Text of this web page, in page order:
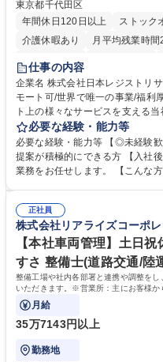
東京都千代田区
年間休日120日以上
ストック
介護休暇あり
月平均残業時間
住宅手当あり
完全週休2日制
交通費支給
仕事の内容
企業名 株式会社日本レジストリサービス 求人名 【総務】未
モート可/世界で唯一の事業/福利厚生◎/再雇用有
ト上の様々なサービスを支える
討、イベント運営などの幅広い
や成長に貢献している部署です。 会社の全メンバーが安心して長く成果を
発揮できる環境を整えるために
新たな施策検討を積極的に行って
幅広い業務の体得が可能で、多様
募集職種 【総務】未経験歓迎◎/
再雇用有
必要な経験・能力等
必要な経験・能力等 【◎未経験
提案が積極的にできる方 【入社
業務をお任せします。 【こんな方が活躍できる職種です】 ・仕組化が好
対処できる・新しいことに興味関
取得や通信教育など費用の80%
賃の50%（月額7万円まで）を補助 学歴・資格 学歴：大学院 大学
力： 資格：
正社員
株式会社リアライズコーポ
【本社車両管理】土日
すさ 整備士(道路交通/陸
整備工場や社内各部署と連携や調整を
いただきます。※営業所：主にお客様か
のお客様にお貸し出しするための拠点
月給
35万7143円以上
勤務地